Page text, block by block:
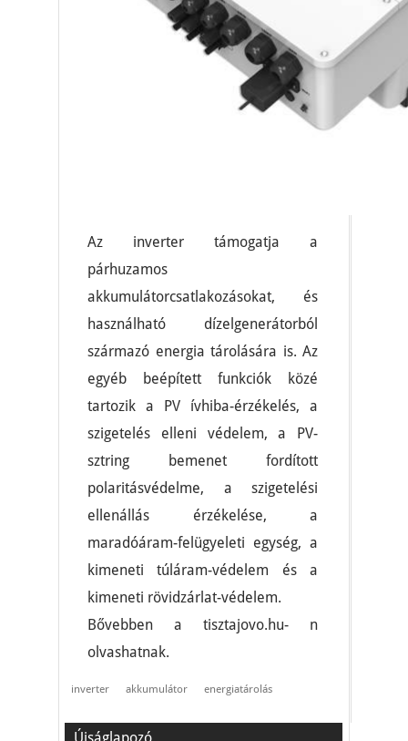
Az inverter támogatja a
párhuzamos
akkumulátorcsatlakozásokat, és
használható dízelgenerátorból
származó energia tárolására is. Az
egyéb beépített funkciók közé
tartozik a PV ívhiba-érzékelés, a
szigetelés elleni védelem, a PV-
sztring bemenet fordított
polaritásvédelme, a szigetelési
ellenállás érzékelése, a
maradóáram-felügyeleti egység, a
kimeneti túláram-védelem és a
kimeneti rövidzárlat-védelem.
Bővebben a tisztajovo.hu- n
olvashatnak.
inverter akkumulátor energiatárolás